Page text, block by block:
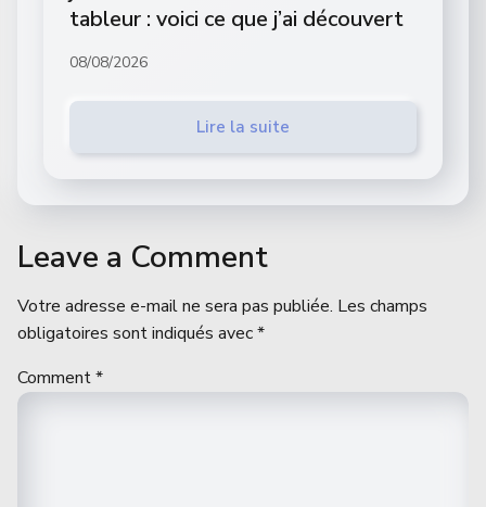
tableur : voici ce que j’ai découvert
08/08/2026
Lire la suite
Leave a Comment
Votre adresse e-mail ne sera pas publiée. Les champs
obligatoires sont indiqués avec*
Comment*